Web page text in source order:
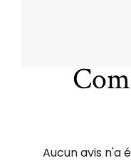
Aucun avis n'a